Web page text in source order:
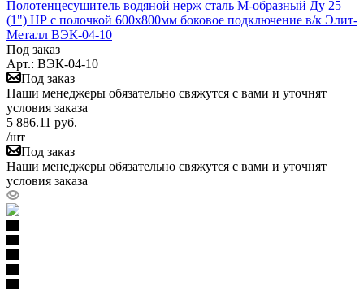
Полотенцесушитель водяной нерж сталь М-образный Ду 25
(1") НР с полочкой 600х800мм боковое подключение в/к Элит-
Металл ВЭК-04-10
Под заказ
Арт.: ВЭК-04-10
Под заказ
Наши менеджеры обязательно свяжутся с вами и уточнят
условия заказа
5 886.11 руб.
/шт
Под заказ
Наши менеджеры обязательно свяжутся с вами и уточнят
условия заказа